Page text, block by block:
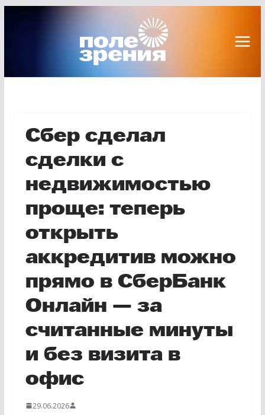
Сбер сделал
сделки с
недвижимостью
проще: теперь
открыть
аккредитив можно
прямо в СберБанк
Онлайн — за
считанные минуты
и без визита в
офис
29.06.2026